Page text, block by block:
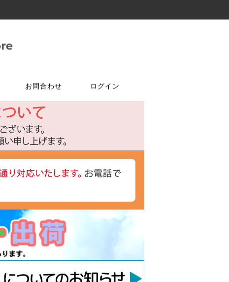
ケ
フェルトテープ
ゴムバンド
パーツ
ラケット
アンカー
かんたんあんしん珪藻土
ア
特選商品
アルコールチェッカー
注文はこちら
お問合わせ
合せは
達追加
ログイン